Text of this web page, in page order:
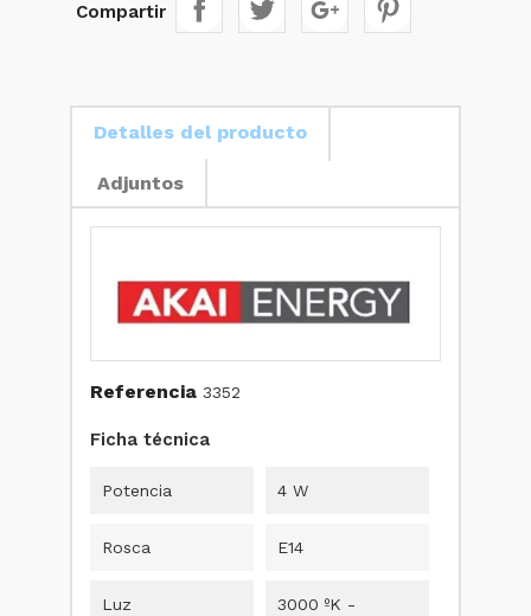
Compartir
Detalles del producto
Adjuntos
Referencia 3352
Ficha técnica
Potencia 4 W
Rosca E14
Luz
3000 ºK -